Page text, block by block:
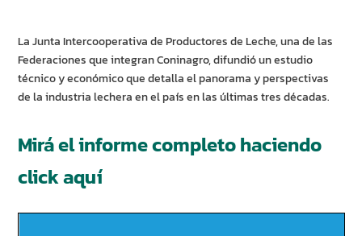
La Junta Intercooperativa de Productores de Leche, una de las
Federaciones que integran Coninagro, difundió un estudio
técnico y económico que detalla el panorama y perspectivas
de la industria lechera en el país en las últimas tres décadas.
Mirá el informe completo haciendo
click aquí